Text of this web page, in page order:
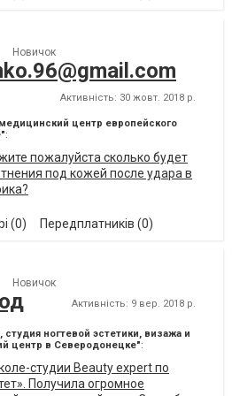
Новичок
Активність: 30 жовт. 2018 р.
центр европейского
:
пожалуйста сколько будет
под кожей после удара в
(0) Передплатників (0)
Новичок
Активність: 9 вер. 2018 р.
студия ногтевой эстетики, визажа и
центр в Северодонецке":
студии Beauty expert по
Получила огромное